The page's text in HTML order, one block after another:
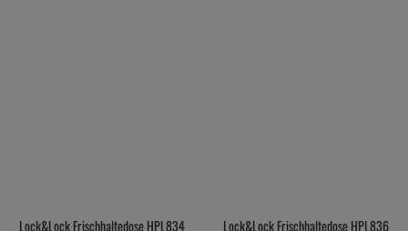
Lock&Lock Frischhaltedose HPL834
Lock&Lock Frischhaltedose HPL836